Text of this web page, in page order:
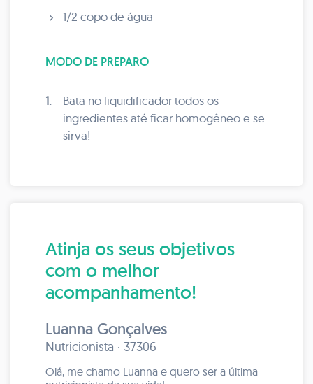
1/2 copo de água
MODO DE PREPARO
1.
Bata no liquidificador todos os
ingredientes até ficar homogêneo e se
sirva!
Atinja os seus objetivos
com o melhor
acompanhamento!
Luanna Gonçalves
Nutricionista · 37306
Olá, me chamo Luanna e quero ser a última